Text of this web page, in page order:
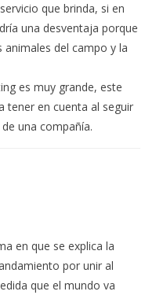
que brinda, si en
una desventaja porque
del campo y la
es muy grande, este
tener en cuenta al seguir
una compañía.
en que se explica la
por unir al
que el mundo va